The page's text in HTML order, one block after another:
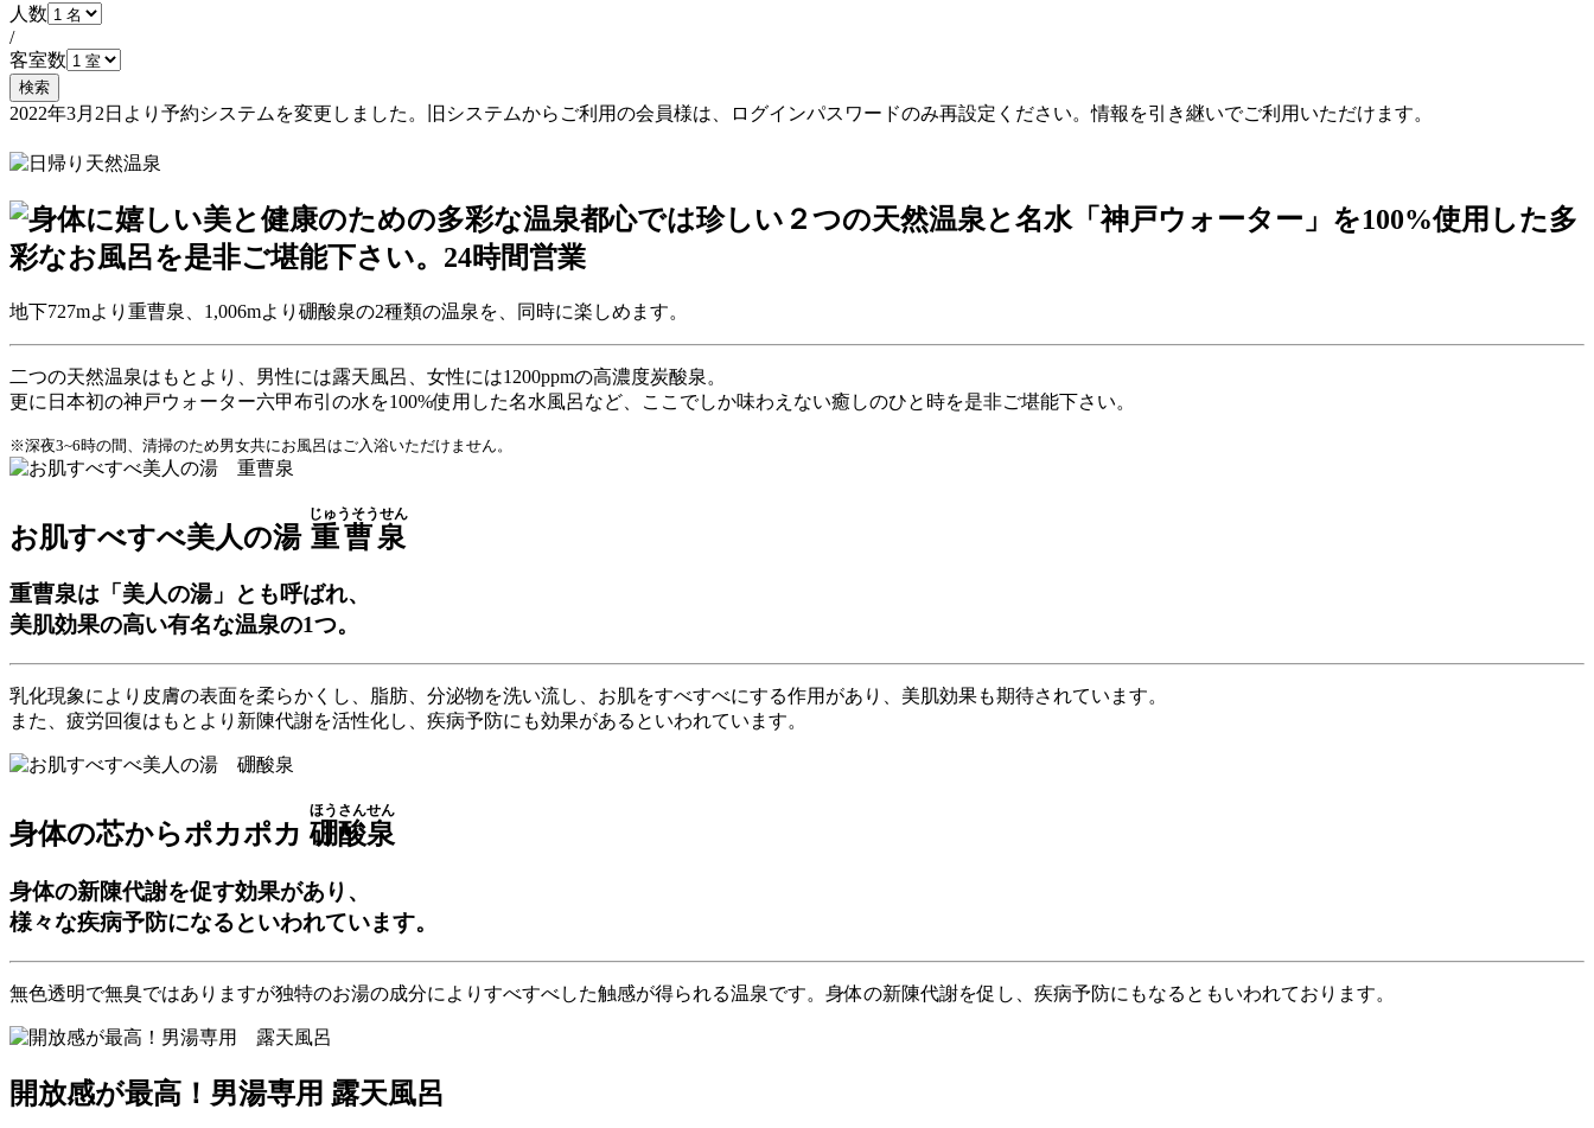
人数
/
客室数
検索
2022年3月2日より予約システムを変更しました。旧システムからご利用の会員様は、ログインパスワードのみ再設定ください。情報を引き継いでご利用いただけます。
地下727mより重曹泉、1,006mより硼酸泉の2種類の温泉を、同時に楽しめます。
二つの天然温泉はもとより、男性には露天風呂、女性には1200ppmの高濃度炭酸泉。
更に日本初の神戸ウォーター六甲布引の水を100%使用した名水風呂など、ここでしか味わえない癒しのひと時を是非ご堪能下さい。
※深夜3~6時の間、清掃のため男女共にお風呂はご入浴いただけません。
お肌すべすべ美人の湯 重曹泉
じゅうそうせん
重曹泉は「美人の湯」とも呼ばれ、
美肌効果の高い有名な温泉の1つ。
乳化現象により皮膚の表面を柔らかくし、脂肪、分泌物を洗い流し、お肌をすべすべにする作用があり、美肌効果も期待されています。
また、疲労回復はもとより新陳代謝を活性化し、疾病予防にも効果があるといわれています。
身体の芯からポカポカ 硼酸泉
ほうさんせん
身体の新陳代謝を促す効果があり、
様々な疾病予防になるといわれています。
無色透明で無臭ではありますが独特のお湯の成分によりすべすべした触感が得られる温泉です。身体の新陳代謝を促し、疾病予防にもなるともいわれております。
開放感が最高！男湯専用 露天風呂